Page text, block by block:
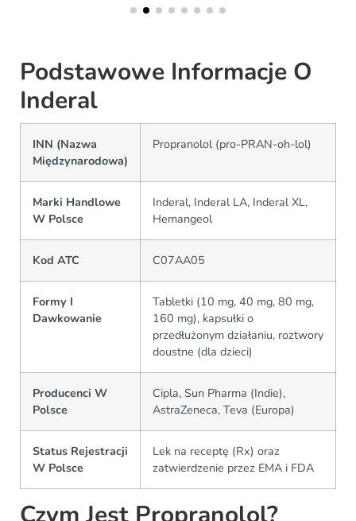
Podstawowe Informacje O
Inderal
INN (Nazwa
Międzynarodowa)
Propranolol (pro-PRAN-oh-lol)
Marki Handlowe
W Polsce
Inderal, Inderal LA, Inderal XL,
Hemangeol
Kod ATC C07AA05
Formy I
Dawkowanie
Tabletki (10 mg, 40 mg, 80 mg,
160 mg), kapsułki o
przedłużonym działaniu, roztwory
doustne (dla dzieci)
Producenci W
Polsce
Cipla, Sun Pharma (Indie),
AstraZeneca, Teva (Europa)
Status Rejestracji
W Polsce
Lek na receptę (Rx) oraz
zatwierdzenie przez EMA i FDA